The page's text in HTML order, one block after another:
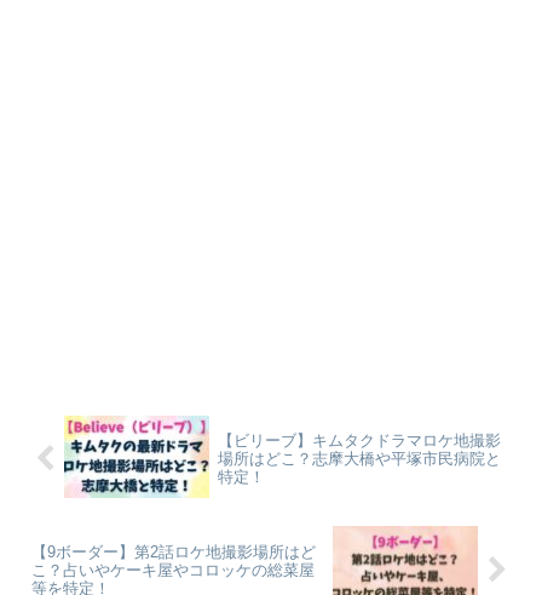
【ビリーブ】キムタクドラマロケ地撮影
場所はどこ？志摩大橋や平塚市民病院と
特定！
【9ボーダー】第2話ロケ地撮影場所はど
こ？占いやケーキ屋やコロッケの総菜屋
等を特定！